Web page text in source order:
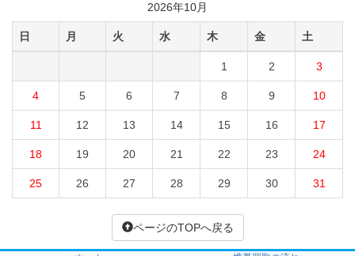
2026年10月
日 月 火 水 木 金 土
1 2 3
4 5 6 7 8 9 10
11 12 13 14 15 16 17
18 19 20 21 22 23 24
25 26 27 28 29 30 31
ページのTOPへ戻る